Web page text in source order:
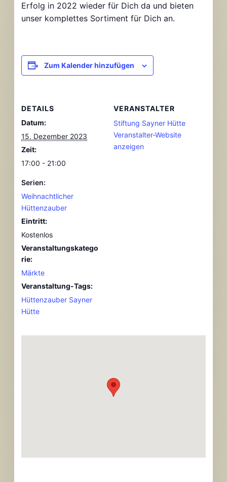
Erfolg in 2022 wieder für Dich da und bieten
unser komplettes Sortiment für Dich an.
Zum Kalender hinzufügen
DETAILS
Datum:
15. Dezember 2023
Zeit:
17:00 - 21:00
Serien:
Weihnachtlicher
Hüttenzauber
Eintritt:
Kostenlos
Veranstaltungskatego
rie:
Märkte
Veranstaltung-Tags:
Hüttenzauber Sayner
Hütte
VERANSTALTER
Stiftung Sayner Hütte
Veranstalter-Website
anzeigen